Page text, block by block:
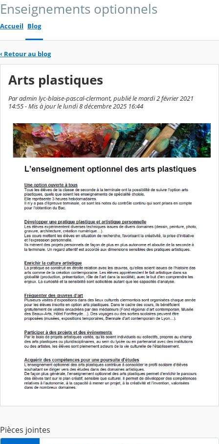
Enseignements optionnels
Accueil Blog
‹ Retour au blog
Arts plastiques
Par admin lyc-blaise-pascal-clermont, publié le mardi 2 février 2021
14:55 - Mis à jour le lundi 8 décembre 2025 16:44
Pièces jointes